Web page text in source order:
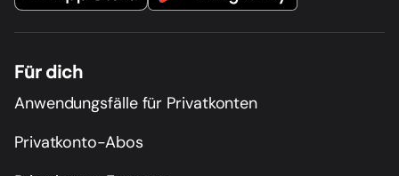
Für dich
Anwendungsfälle für Privatkonten
Privatkonto-Abos